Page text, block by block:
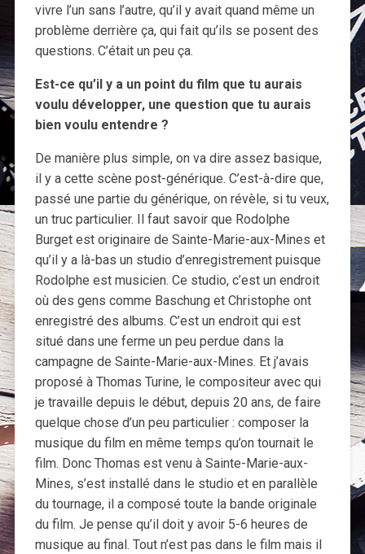
vivre l’un sans l’autre, qu’il y avait quand même un
problème derrière ça, qui fait qu’ils se posent des
questions. C’était un peu ça.
Est-ce qu’il y a un point du film que tu aurais
voulu développer, une question que tu aurais
bien voulu entendre ?
De manière plus simple, on va dire assez basique,
il y a cette scène post-générique. C’est-à-dire que,
passé une partie du générique, on révèle, si tu veux,
un truc particulier. Il faut savoir que Rodolphe
Burget est originaire de Sainte-Marie-aux-Mines et
qu’il y a là-bas un studio d’enregistrement puisque
Rodolphe est musicien. Ce studio, c’est un endroit
où des gens comme Baschung et Christophe ont
enregistré des albums. C’est un endroit qui est
situé dans une ferme un peu perdue dans la
campagne de Sainte-Marie-aux-Mines. Et j’avais
proposé à Thomas Turine, le compositeur avec qui
je travaille depuis le début, depuis 20 ans, de faire
quelque chose d’un peu particulier : composer la
musique du film en même temps qu’on tournait le
film. Donc Thomas est venu à Sainte-Marie-aux-
Mines, s’est installé dans le studio et en parallèle
du tournage, il a composé toute la bande originale
du film. Je pense qu’il doit y avoir 5-6 heures de
musique au final. Tout n’est pas dans le film mais il